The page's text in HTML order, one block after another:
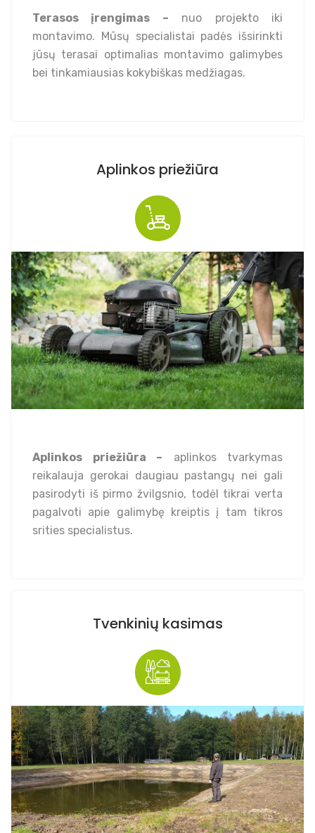
Terasos įrengimas – nuo projekto iki
montavimo. Mūsų specialistai padės išsirinkti
jūsų terasai optimalias montavimo galimybes
bei tinkamiausias kokybiškas medžiagas.
Aplinkos priežiūra
Aplinkos priežiūra – aplinkos tvarkymas
reikalauja gerokai daugiau pastangų nei gali
pasirodyti iš pirmo žvilgsnio, todėl tikrai verta
pagalvoti apie galimybę kreiptis į tam tikros
srities specialistus.
Tvenkinių kasimas